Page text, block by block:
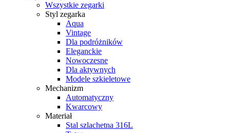
Wszystkie zegarki
Styl zegarka
Aqua
Vintage
Dla podróżników
Eleganckie
Nowoczesne
Dla aktywnych
Modele szkieletowe
Mechanizm
Automatyczny
Kwarcowy
Materiał
Stal szlachetna 316L